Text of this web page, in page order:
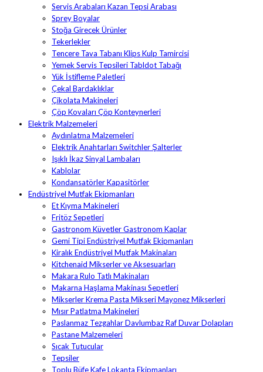
Servis Arabaları Kazan Tepsi Arabası
Sprey Boyalar
Stoğa Girecek Ürünler
Tekerlekler
Tencere Tava Tabanı Klips Kulp Tamircisi
Yemek Servis Tepsileri Tabldot Tabağı
Yük İstifleme Paletleri
Çekal Bardaklıklar
Çikolata Makineleri
Çöp Kovaları Çöp Konteynerleri
Elektrik Malzemeleri
Aydınlatma Malzemeleri
Elektrik Anahtarları Switchler Şalterler
Işıklı İkaz Sinyal Lambaları
Kablolar
Kondansatörler Kapasitörler
Endüstriyel Mutfak Ekipmanları
Et Kıyma Makineleri
Fritöz Sepetleri
Gastronom Küvetler Gastronom Kaplar
Gemi Tipi Endüstriyel Mutfak Ekipmanları
Kiralık Endüstriyel Mutfak Makinaları
Kitchenaid Mikserler ve Aksesuarları
Makara Rulo Tatlı Makinaları
Makarna Haşlama Makinası Sepetleri
Mikserler Krema Pasta Mikseri Mayonez Mikserleri
Mısır Patlatma Makineleri
Paslanmaz Tezgahlar Davlumbaz Raf Duvar Dolapları
Pastane Malzemeleri
Sıcak Tutucular
Tepsiler
Toplu Büfe Kafe Lokanta Ekipmanları